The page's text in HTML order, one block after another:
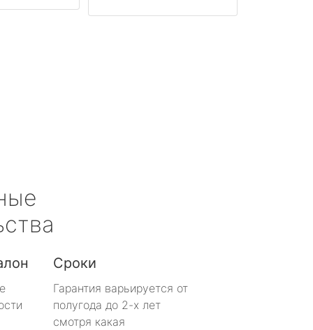
Сроки
Гарантия варьируется от
полугода до 2-х лет
смотря какая